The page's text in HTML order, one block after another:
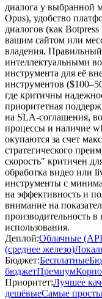
диалога у выбранной
Opus), удобство
диалогов (как
вашим сайтом или
владения.
интеллектуальными
инструмента для её
инструментов
где критичны
приоритетная
на SLA-соглашения,
процессы и наличие
окупаются за счет
стратегического
скорость" критичен
обработка видео или
инструменты с
на эффективность и
внимание на
производительность
использования.
Деплой:Облачные
(среднее железо)
Бюджет:Бесплатные
бюджетПремиум
Приоритет:Лучшее
дешёвыеСамые